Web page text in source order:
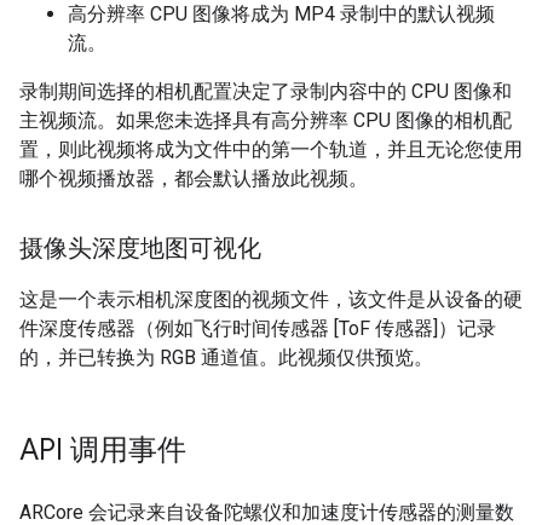
高分辨率 CPU 图像将成为 MP4 录制中的默认视频
流。
录制期间选择的相机配置决定了录制内容中的 CPU 图像和
主视频流。如果您未选择具有高分辨率 CPU 图像的相机配
置，则此视频将成为文件中的第一个轨道，并且无论您使用
哪个视频播放器，都会默认播放此视频。
摄像头深度地图可视化
这是一个表示相机深度图的视频文件，该文件是从设备的硬
件深度传感器（例如飞行时间传感器 [ToF 传感器]）记录
的，并已转换为 RGB 通道值。此视频仅供预览。
API 调用事件
ARCore 会记录来自设备陀螺仪和加速度计传感器的测量数